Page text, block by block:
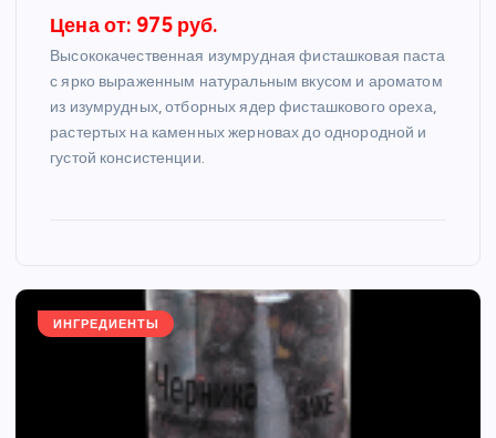
Цена от: 975 руб.
Высококачественная изумрудная фисташковая паста
с ярко выраженным натуральным вкусом и ароматом
из изумрудных, отборных ядер фисташкового ореха,
растертых на каменных жерновах до однородной и
густой консистенции.
ИНГРЕДИЕНТЫ